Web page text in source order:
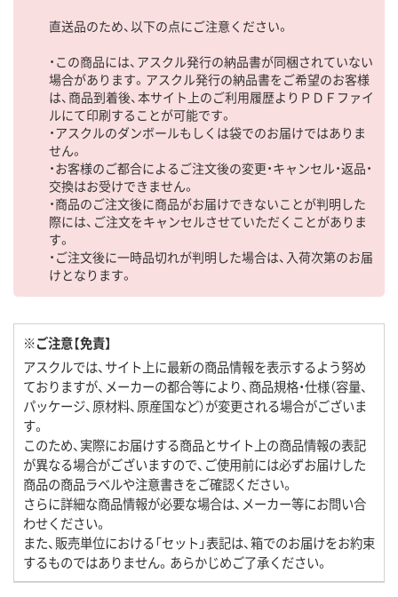
直送品のため、以下の点にご注意ください。
・この商品には、アスクル発行の納品書が同梱されていない
場合があります。アスクル発行の納品書をご希望のお客様
は、商品到着後、本サイト上のご利用履歴よりＰＤＦファイ
ルにて印刷することが可能です。
・アスクルのダンボールもしくは袋でのお届けではありま
せん。
・お客様のご都合によるご注文後の変更・キャンセル・返品・
交換はお受けできません。
・商品のご注文後に商品がお届けできないことが判明した
際には、ご注文をキャンセルさせていただくことがありま
す。
・ご注文後に一時品切れが判明した場合は、入荷次第のお届
けとなります。
※ご注意【免責】
アスクルでは、サイト上に最新の商品情報を表示するよう努め
ておりますが、メーカーの都合等により、商品規格・仕様（容量、
パッケージ、原材料、原産国など）が変更される場合がございま
す。
このため、実際にお届けする商品とサイト上の商品情報の表記
が異なる場合がございますので、ご使用前には必ずお届けした
商品の商品ラベルや注意書きをご確認ください。
さらに詳細な商品情報が必要な場合は、メーカー等にお問い合
わせください。
また、販売単位における「セット」表記は、箱でのお届けをお約束
するものではありません。あらかじめご了承ください。